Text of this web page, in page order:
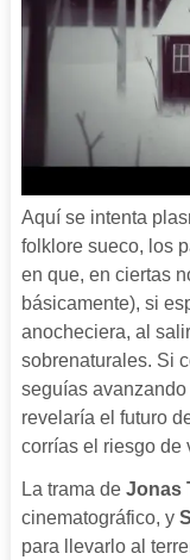
Aquí se intenta
folklore sueco, los
en que, en ciertas
básicamente), si
anocheciera, al
sobrenaturales. Si
seguías
revelaría el futuro
corrías el riesgo de
La trama de Jonas
cinematográfico, y
para llevarlo al